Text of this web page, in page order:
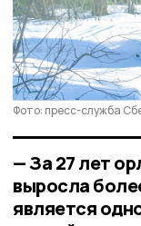
Фото: пресс-служба
— За 27 лет
выросла
является